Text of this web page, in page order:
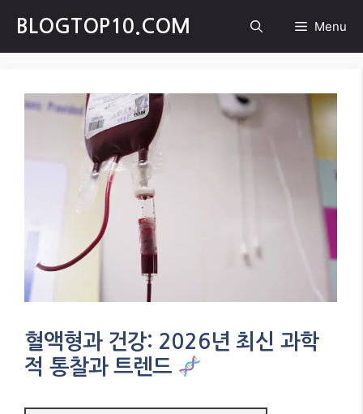
content
BLOGTOP10.COM Menu
혈액형과 건강: 2026년 최신 과학
적 통찰과 트렌드